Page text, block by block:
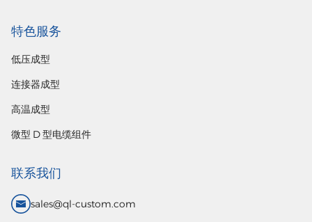
特色服务
低压成型
连接器成型
高温成型
微型 D 型电缆组件
联系我们
sales@ql-custom.com